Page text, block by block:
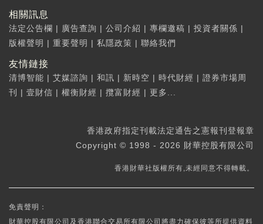
相關訊息
法定公告欄 | 廣告查詢 | 公司介紹 | 專欄邀稿 | 投資者關係 |
版權聲明 | 重要聲明 | 私隱政策 | 聯絡我們
友情鏈接
清博智能 | 艾媒諮詢 | 和訊 | 新時空 | 時代財經 | 證券市場周
刊
| 壹財信 | 權衡財經 | 攬富財經 | 更多...
香港政府指定刊載法定通告之憲報刊登報章
Copyright © 1998 - 2026 財華控股有限公司
香港財華社版權所有,未經同意不得轉載。
免責聲明：
財華控股有限公司及香港聯合交易所有限公司將盡力確保彼等所提供資料